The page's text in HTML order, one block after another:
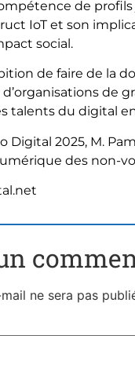
de profils
IoT et son
social.
de faire de la
de
talents du digital
Digital 2025, M.
des non-
ne sera pas